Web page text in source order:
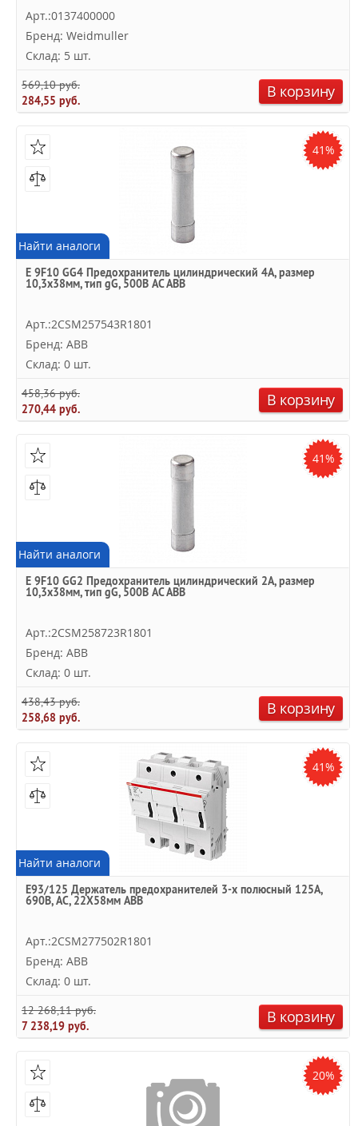
Арт.:0137400000
Бренд: Weidmuller
Склад: 5 шт.
569,10 руб.
284,55 руб.
В корзину
41%
Найти аналоги
E 9F10 GG4 Предохранитель цилиндрический 4А, размер
10,3х38мм, тип gG, 500В AC ABB
Арт.:2CSM257543R1801
Бренд: ABB
Склад: 0 шт.
458,36 руб.
270,44 руб.
В корзину
41%
Найти аналоги
E 9F10 GG2 Предохранитель цилиндрический 2А, размер
10,3х38мм, тип gG, 500В AC ABB
Арт.:2CSM258723R1801
Бренд: ABB
Склад: 0 шт.
438,43 руб.
258,68 руб.
В корзину
41%
Найти аналоги
E93/125 Держатель предохранителей 3-х полюсный 125А,
690В, AC, 22Х58мм ABB
Арт.:2CSM277502R1801
Бренд: ABB
Склад: 0 шт.
12 268,11 руб.
7 238,19 руб.
В корзину
20%